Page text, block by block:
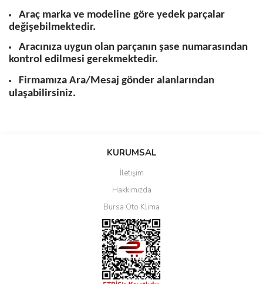
Araç marka ve modeline göre yedek parçalar
değişebilmektedir.
Aracınıza uygun olan parçanın şase numarasından
kontrol edilmesi gerekmektedir.
Firmamıza Ara/Mesaj gönder alanlarından
ulaşabilirsiniz.
Bu ürüne ilk yorumu siz yapın!
Yorum Yaz
KURUMSAL
İletişim
Hakkımızda
Bursa Oto Klima